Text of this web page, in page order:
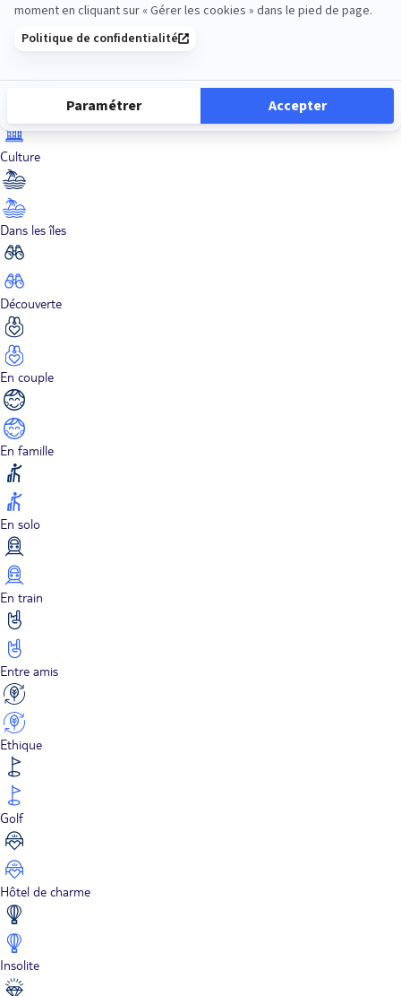
City Trips
Croisières
Culture
Dans les îles
Découverte
En couple
En famille
En solo
En train
Entre amis
Ethique
Golf
Hôtel de charme
Insolite